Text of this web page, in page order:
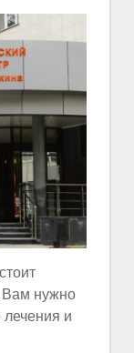
Вам нужно
лечения и